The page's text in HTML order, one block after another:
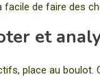
facile de faire des
et
place au boulot.